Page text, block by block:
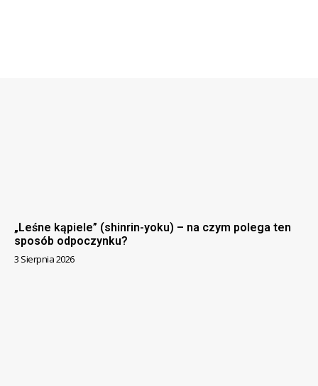
„Leśne kąpiele” (shinrin-yoku) – na czym polega ten
sposób odpoczynku?
3 Sierpnia 2026